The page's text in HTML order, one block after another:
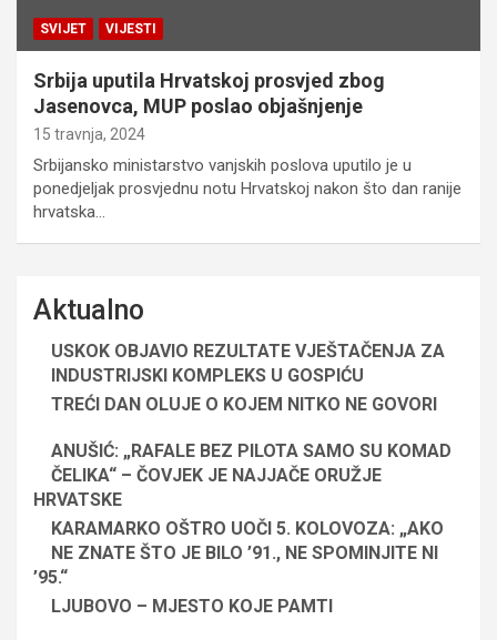
SVIJET VIJESTI
Srbija uputila Hrvatskoj prosvjed zbog
Jasenovca, MUP poslao objašnjenje
15 travnja, 2024
Srbijansko ministarstvo vanjskih poslova uputilo je u
ponedjeljak prosvjednu notu Hrvatskoj nakon što dan ranije
hrvatska…
Aktualno
USKOK OBJAVIO REZULTATE VJEŠTAČENJA ZA
INDUSTRIJSKI KOMPLEKS U GOSPIĆU
TREĆI DAN OLUJE O KOJEM NITKO NE GOVORI
ANUŠIĆ: „RAFALE BEZ PILOTA SAMO SU KOMAD
ČELIKA“ – ČOVJEK JE NAJJAČE ORUŽJE
HRVATSKE
KARAMARKO OŠTRO UOČI 5. KOLOVOZA: „AKO
NE ZNATE ŠTO JE BILO ’91., NE SPOMINJITE NI
’95.“
LJUBOVO – MJESTO KOJE PAMTI